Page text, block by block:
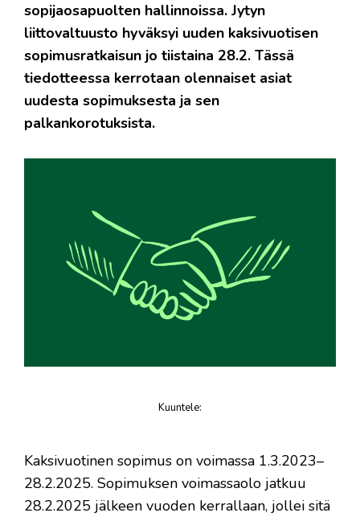
sopijaosapuolten hallinnoissa. Jytyn
liittovaltuusto hyväksyi uuden kaksivuotisen
sopimusratkaisun jo tiistaina 28.2. Tässä
tiedotteessa kerrotaan olennaiset asiat
uudesta sopimuksesta ja sen
palkankorotuksista.
Kuuntele:
Kaksivuotinen sopimus on voimassa 1.3.2023–
28.2.2025. Sopimuksen voimassaolo jatkuu
28.2.2025 jälkeen vuoden kerrallaan, jollei sitä